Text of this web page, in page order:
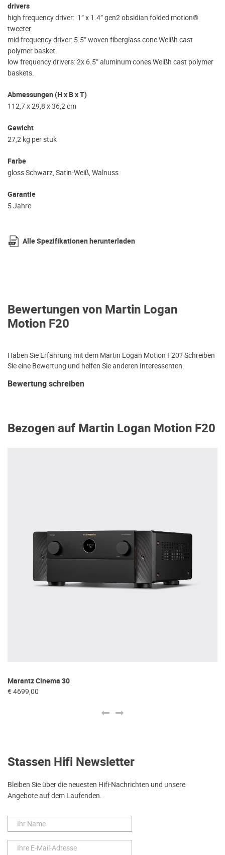
drivers
high frequency driver: 1” x 1.4” gen2 obsidian folded motion®
tweeter
mid frequency driver: 5.5” woven fiberglass cone Weißh cast
polymer basket.
low frequency drivers: 2x 6.5” aluminum cones Weißh cast polymer
baskets.
Abmessungen (H x B x T)
112,7 x 29,8 x 36,2 cm
Gewicht
27,2 kg per stuk
Farbe
gloss Schwarz, Satin-Weiß, Walnuss
Garantie
5 Jahre
Alle Spezifikationen herunterladen
Bewertungen von Martin Logan
Motion F20
Haben Sie Erfahrung mit dem Martin Logan Motion F20? Schreiben
Sie eine Bewertung und helfen Sie anderen Interessenten.
Bewertung schreiben
Bezogen auf Martin Logan Motion F20
Marantz Cinema 30
€ 4699,00
Stassen Hifi Newsletter
Bleiben Sie über die neuesten Hifi-Nachrichten und unsere
Angebote auf dem Laufenden.